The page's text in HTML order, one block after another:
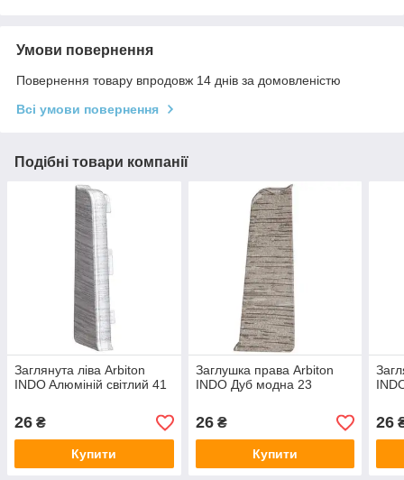
Умови повернення
Повернення товару впродовж 14 днів за домовленістю
Всі умови повернення
Подібні товари компанії
Заглянута ліва Arbiton
INDO Aлюміній світлий 41
26 ₴
Купити
Заглушка права Arbiton
INDO Дуб модна 23
26₴
Купити
26